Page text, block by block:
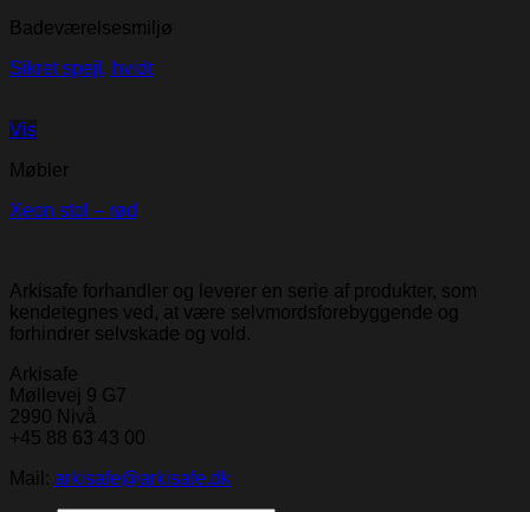
Badeværelsesmiljø
Sikret spejl, hvidt
Vis
Møbler
Xeon stol – rød
Arkisafe forhandler og leverer en serie af produkter, som
kendetegnes ved, at være selvmordsforebyggende og
forhindrer selvskade og vold.
Arkisafe
Møllevej 9 G7
2990 Nivå
+45 88 63 43 00
Mail: arkisafe@arkisafe.dk